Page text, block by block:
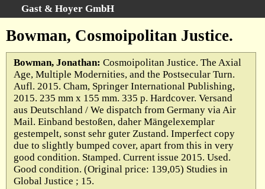
Gast & Hoyer GmbH
Erweiterte Suche
Kategorien
Schlagwörter
Gesamtbestand
Warenkorb
AGB
Widerruf
Datenschutz
Bowman, Cosmoipolitan Justice.
Bowman, Jonathan: Cosmoipolitan Justice. The Axial
Age, Multiple Modernities, and the Postsecular Turn.
Aufl. 2015. Cham, Springer International Publishing,
2015. 235 mm x 155 mm. 335 p. Hardcover. Versand
aus Deutschland / We dispatch from Germany via Air
Mail. Einband bestoßen, daher Mängelexemplar
gestempelt, sonst sehr guter Zustand. Imperfect copy
due to slightly bumped cover, apart from this in very
good condition. Stamped. Current issue 2015. Used.
Good condition. (Original price: 139,05) Studies in
Global Justice ; 15.